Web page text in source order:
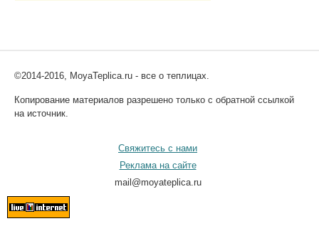
©2014-2016, MoyaTeplica.ru - все о теплицах.
Копирование материалов разрешено только с обратной ссылкой
на источник.
Свяжитесь с нами
Реклама на сайте
mail@moyateplica.ru